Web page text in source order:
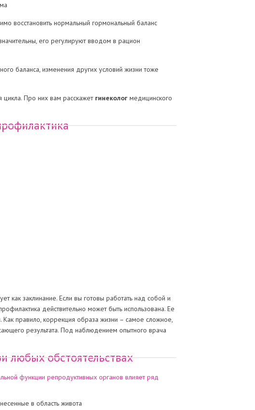
восстановить нормальный гормональный баланс
его регулируют вводом в рацион
баланса, изменения других условий жизни тоже
цикла. Про них вам расскажет гинекологмедицинского
как заклинание. Если вы готовы работать над собой и
действительно может быть использована. Ее
правило, коррекция образа жизни – самое сложное,
результата. Под наблюдением опытного врача
любых обстоятельствах
функции репродуктивных органов влияет ряд
в область живота